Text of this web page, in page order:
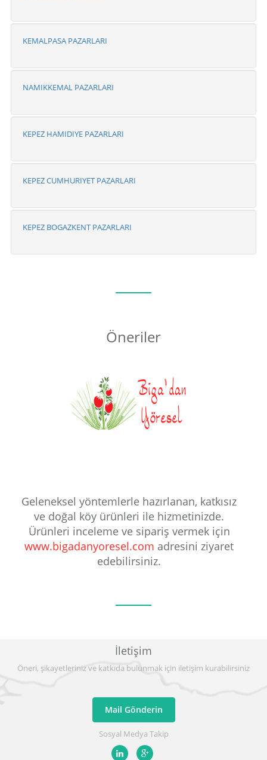
KEMALPASA PAZARLARI
NAMIKKEMAL PAZARLARI
KEPEZ HAMIDIYE PAZARLARI
KEPEZ CUMHURIYET PAZARLARI
KEPEZ BOGAZKENT PAZARLARI
Öneriler
Geleneksel yöntemlerle hazırlanan, katkısız
ve doğal köy ürünleri ile hizmetinizde.
Ürünleri inceleme ve sipariş vermek için
www.bigadanyoresel.com adresini ziyaret
edebilirsiniz.
İletişim
Öneri, şikayetleriniz ve katkıda bulunmak için iletişim kurabilirsiniz
Mail Gönderin
Sosyal Medya Takip